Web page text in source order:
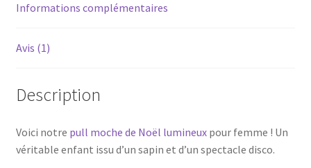
Informations complémentaires
Avis (1)
Description
Voici notre pull moche de Noël lumineuxpour femme ! Un
véritable enfant issu d’un sapin et d’un spectacle disco.